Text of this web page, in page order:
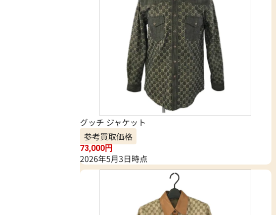
グッチ ジャケット
参考買取価格
73,000円
2026年5月3日時点